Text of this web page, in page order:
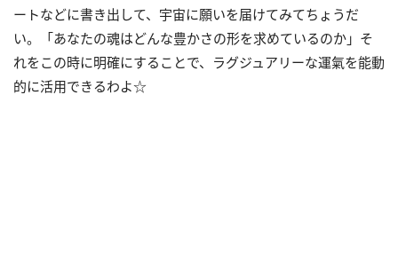
ートなどに書き出して、宇宙に願いを届けてみてちょうだ
い。「あなたの魂はどんな豊かさの形を求めているのか」そ
れをこの時に明確にすることで、ラグジュアリーな運氣を能動
的に活用できるわよ☆